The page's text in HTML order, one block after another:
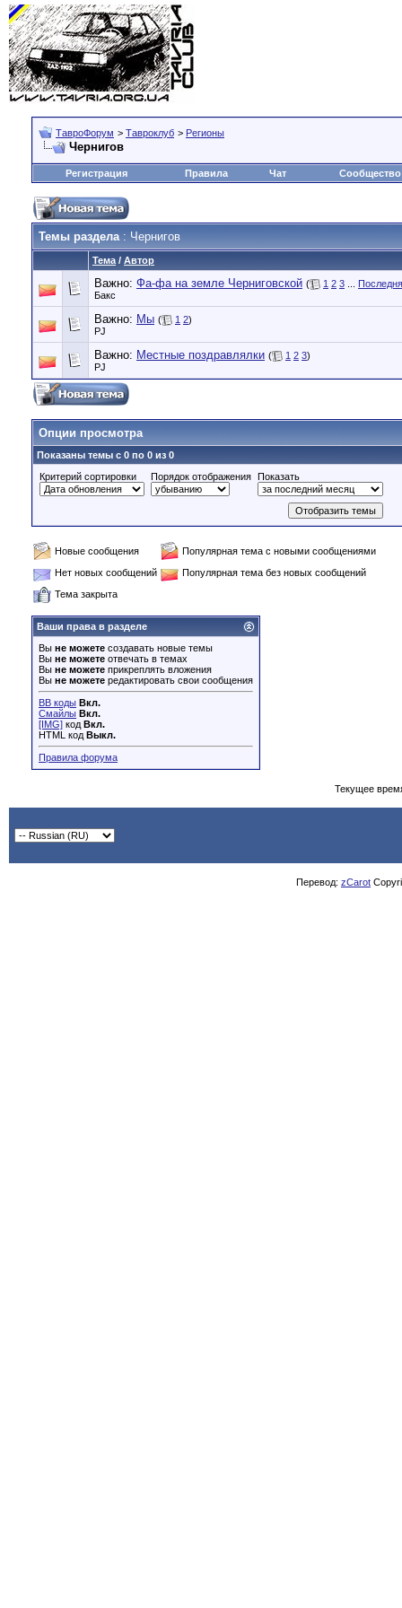
ТавроФорум > Тавроклуб > Регионы
Чернигов
Регистрация Правила Чат Сообщество
Темы раздела: Чернигов
Тема / Автор
Важно: Фа-фа на земле Черниговской ( 1 2 3
Бакс
Важно: Мы ( 1 2)
PJ
Важно: Местные поздравлялки ( 1 2 3)
PJ
Опции просмотра
Показаны темы с 0 по 0 из 0
Критерий сортировки
Порядок отображения Показать
Новые сообщения
Популярная тема с новыми сообщениями
Нет новых сообщений
Популярная тема без новых сообщений
Тема закрыта
Ваши права в разделе
Вы не можете создавать новые темы
Вы не можете отвечать в темах
Вы не можете прикреплять вложения
Вы не можете редактировать свои сообщения
BB коды Вкл.
Смайлы Вкл.
[IMG] код Вкл.
HTML код Выкл.
Правила форума
Текущее
Перевод: zCarot